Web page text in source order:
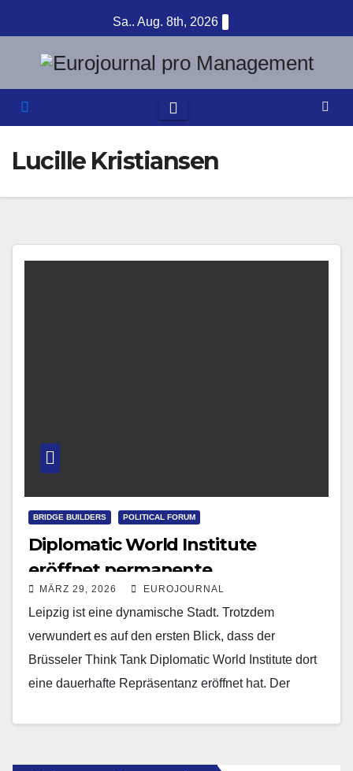
Inhalt
springen
Sa.. Aug. 8th, 2026
Lucille Kristiansen
BRIDGE BUILDERS POLITICAL FORUM
Diplomatic World Institute
eröffnet permanente
Repräsentanz in Leipzig
MÄRZ 29, 2026 EUROJOURNAL
Leipzig ist eine dynamische Stadt. Trotzdem
verwundert es auf den ersten Blick, dass der
Brüsseler Think Tank Diplomatic World Institute dort
eine dauerhafte Repräsentanz eröffnet hat. Der